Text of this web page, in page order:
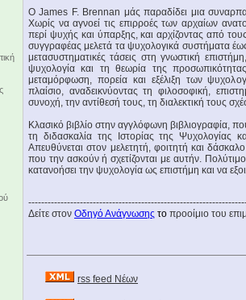
O James F. Brennan μάς παραδίδει μια
Χωρίς να αγνοεί τις επιρροές των αρχαίων
περί ψυχής και ύπαρξης, και αρχίζοντας από
συγγραφέας μελετά τα ψυχολογικά συστήματα
μετασυστηματικές τάσεις στη γνωστική
ψυχολογία και τη θεωρία της
μεταμόρφωση, πορεία και εξέλιξη των
πλαίσιο, αναδεικνύοντας τη φιλοσοφική,
συνοχή, την αντίθεσή τους, τη διαλεκτική τους
Κλασικό βιβλίο στην αγγλόφωνη βιβλιογραφία,
τη διδασκαλία της Ιστορίας της Ψυχολογίας
Απευθύνεται στον μελετητή, φοιτητή και
που την ασκούν ή σχετίζονται με αυτήν.
κατανοήσει την ψυχολογία ως επιστήμη και να
Δείτε στον Οδηγό Ανάγνωσης το προοίμιο του
rss feed Νέων